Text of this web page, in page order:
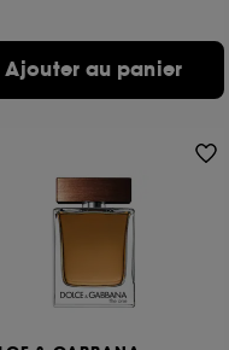
Ajouter au panier